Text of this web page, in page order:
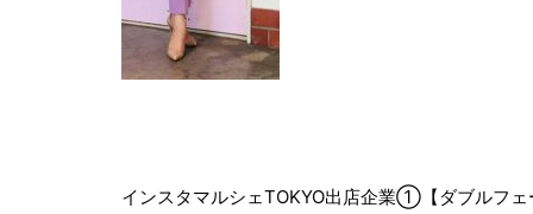
稿
インスタマルシェTOKYO出店企業①【ダブルフェ